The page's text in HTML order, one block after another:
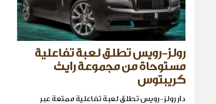
رولز-رويس تطلق لعبة تفاعلية
مستوحاة من مجموعة رايث
كريبتوس
دار رولز-رويس تطلق لعبة تفاعلية ممتعة عبر